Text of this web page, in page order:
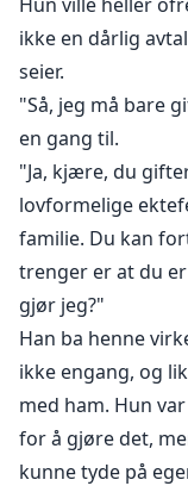
ikke en dårlig
seier.
"Så, jeg må bare
en gang til.
"Ja, kjære, du
lovformelige
familie. Du kan
trenger er at du er
gjør jeg?"
Han ba henne
ikke engang, og
med ham. Hun
for å gjøre det,
kunne tyde på